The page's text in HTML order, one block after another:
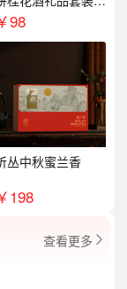
98
丛中秋蜜兰香
198
查看更多 